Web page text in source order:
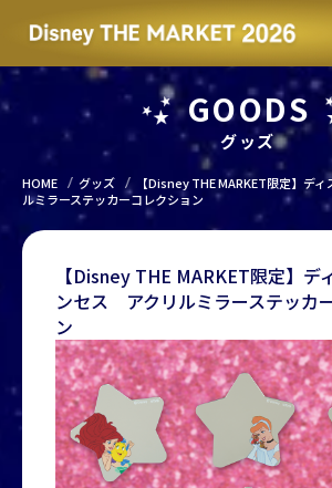
GOODS
グッズ
HOME グッズ
【Disney THE MARKET限定】デ
ルミラーステッカーコレクション
【Disney THE MARKET限定】デ
ンセス アクリルミラーステッカ
ン